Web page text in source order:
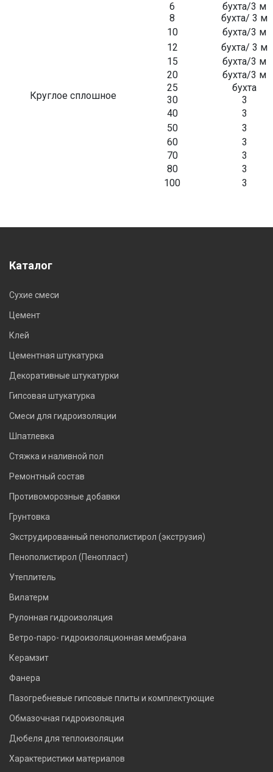
Круглое сплошное
6
бухта/3 м
8
бухта/ 3 м
10
бухта/3 м
12
бухта/ 3 м
15
бухта/3 м
20
бухта/3 м
25
бухта
30
3
40
3
50
3
60
3
70
3
80
3
100
3
Каталог
Сухие смеси
Цемент
Клей
Цементная штукатурка
Декоративные штукатурки
Гипсовая штукатурка
Смеси для гидроизоляции
Шпатлевка
Стяжка и наливной пол
Ремонтный состав
Противоморозные добавки
Грунтовка
Экструдированный пенополистирол (экструзия)
Пенополистирол (Пенопласт)
Утеплитель
Вилатерм
Рулонная гидроизоляция
Ветро-паро- гидроизоляционная мембрана
Керамзит
Фанера
Пазогребневые гипсовые плиты и комплектующие
Обмазочная гидроизоляция
Дюбеля для теплоизоляции
Характеристики материалов